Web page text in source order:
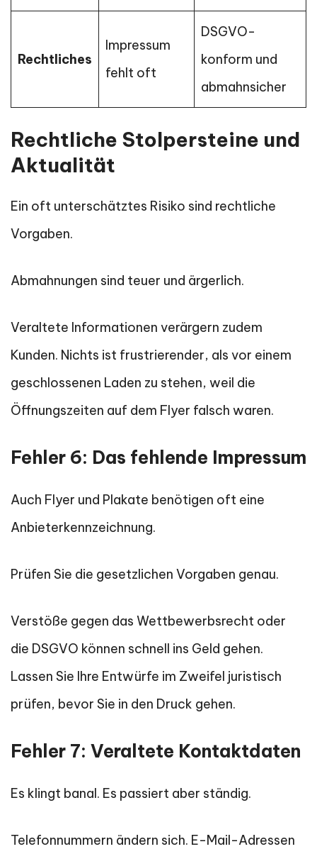
Rechtliches
Impressum
fehlt oft
DSGVO-
konform und
abmahnsicher
Rechtliche Stolpersteine und
Aktualität
Ein oft unterschätztes Risiko sind rechtliche
Vorgaben.
Abmahnungen sind teuer und ärgerlich.
Veraltete Informationen verärgern zudem
Kunden. Nichts ist frustrierender, als vor einem
geschlossenen Laden zu stehen, weil die
Öffnungszeiten auf dem Flyer falsch waren.
Fehler 6: Das fehlende Impressum
Auch Flyer und Plakate benötigen oft eine
Anbieterkennzeichnung.
Prüfen Sie die gesetzlichen Vorgaben genau.
Verstöße gegen das Wettbewerbsrecht oder
die DSGVO können schnell ins Geld gehen.
Lassen Sie Ihre Entwürfe im Zweifel juristisch
prüfen, bevor Sie in den Druck gehen.
Fehler 7: Veraltete Kontaktdaten
Es klingt banal. Es passiert aber ständig.
Telefonnummern ändern sich. E-Mail-Adressen